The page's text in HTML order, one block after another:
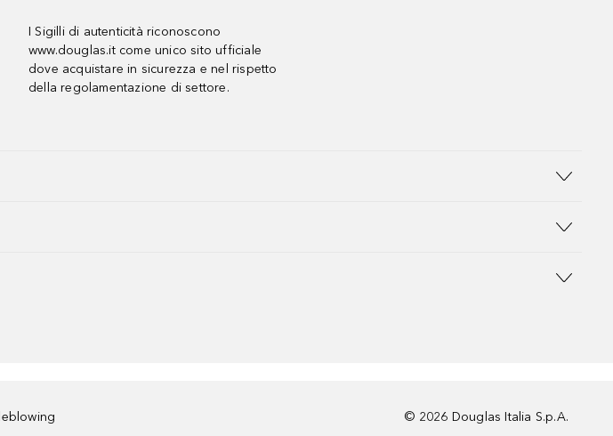
I Sigilli di autenticità riconoscono
www.douglas.it come unico sito ufficiale
dove acquistare in sicurezza e nel rispetto
della regolamentazione di settore.
© 2026 Douglas Italia S.p.A.